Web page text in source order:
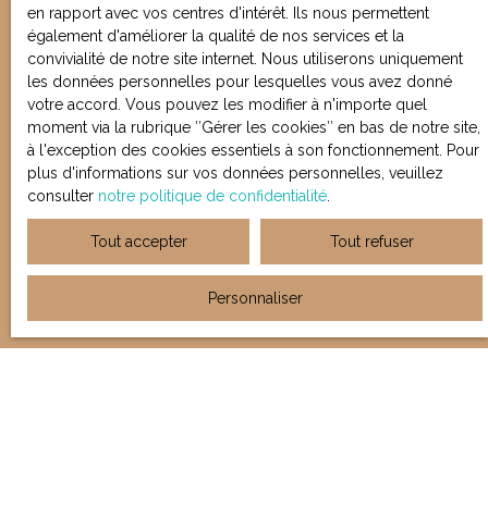
en rapport avec vos centres d'intérêt. Ils nous permettent
également d'améliorer la qualité de nos services et la
convivialité de notre site internet. Nous utiliserons uniquement
les données personnelles pour lesquelles vous avez donné
votre accord. Vous pouvez les modifier à n'importe quel
moment via la rubrique ″Gérer les cookies″ en bas de notre site,
à l'exception des cookies essentiels à son fonctionnement. Pour
plus d'informations sur vos données personnelles, veuillez
consulter notre politique de confidentialité
Tout accepter Tout refuser
Personnaliser